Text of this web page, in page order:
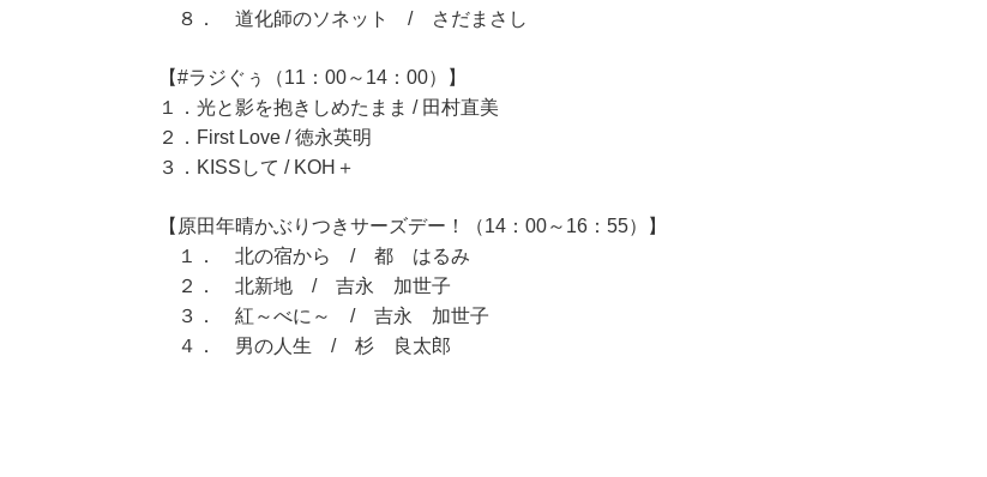
８． 道化師のソネット / さだまさし
【#ラジぐぅ（11：00～14：00）】
１．光と影を抱きしめたまま / 田村直美
２．First Love / 徳永英明
３．KISSして / KOH＋
【原田年晴かぶりつきサーズデー！（14：00～16：55）】
１． 北の宿から / 都 はるみ
２． 北新地 / 吉永 加世子
３． 紅～べに～ / 吉永 加世子
４． 男の人生 / 杉 良太郎